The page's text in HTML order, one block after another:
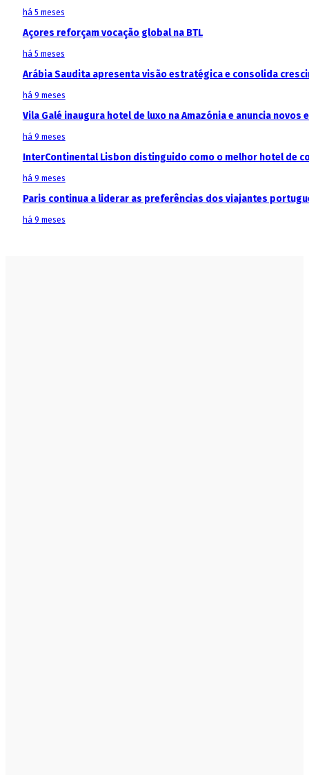
há 5 meses
Açores reforçam vocação global na BTL
há 5 meses
Arábia Saudita apresenta visão estratégica e consolida
há 9 meses
Vila Galé inaugura hotel de luxo na Amazónia e anuncia
há 9 meses
InterContinental Lisbon distinguido como o melhor hotel de
há 9 meses
Paris continua a liderar as preferências dos viajantes
há 9 meses